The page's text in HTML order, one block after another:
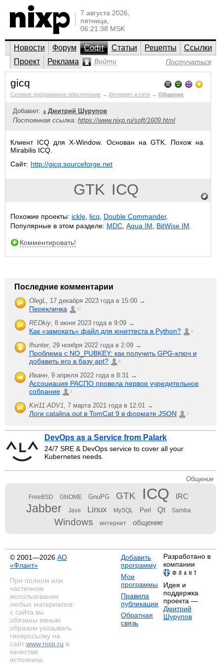
7 августа 2026,
пятница,
06:21:38 MSK
Новости Форум Софт Статьи Рецепты
Ссылки
Проект
Реклама Войти Постучаться
gicq
Сетевое программное обеспечение → Интернет и сети → Общение
Добавил:
Дмитрий Шурупов
Постоянная ссылка: https://www.nixp.ru/soft/1609.html
Клиент ICQ для X-Window. Основан на GTK. Похож на
Mirabilis ICQ.
Сайт: http://gicq.sourceforge.net
GTK ICQ
Похожие проекты: ickle licq Double Commander.
Популярные в этом разделе: MDC Aqua IM BitWise IM
Комментировать!
Последние комментарии
OlegL, 17 декабря 2023 года в 15:00 →
Перекличка 21
REDkiy, 8 июня 2023 года в 9:09 →
Как «замокать» файл для юниттеста в Python? 2
fhunter, 29 ноября 2022 года в 2:09 →
Проблема с NO_PUBKEY: как получить GPG-ключ и
добавить его в базу apt?
6
Иванн, 9 апреля 2022 года в 8:31 →
Ассоциация РАСПО провела первое учредительное
собрание
1
Kiri11.ADV1, 7 марта 2021 года в 12:01 →
Логи catalina.out в TomCat 9 в формате JSON 1
DevOps as a Service from Palark
24/7 SRE & DevOps service to cover all your
Kubernetes needs.
Общение
FreeBSD GNOME GnuPG GTK ICQ IRC
Jabber Java Linux MySQL Perl Qt Samba
Windows интернет общение
© 2001—2026 АО
«Флант»
При полном или
частичном
использовании
любых материалов
с сайта вы
обязаны явным
образом указывать
гиперссылку на
сайт www.nixp.ru в
качестве
источника.
Добавить
программу
Мои
программы
Правила
публикации
Обратная
связь
Разработано в
компании
Идея и
поддержка
проекта —
Дмитрий
Шурупов